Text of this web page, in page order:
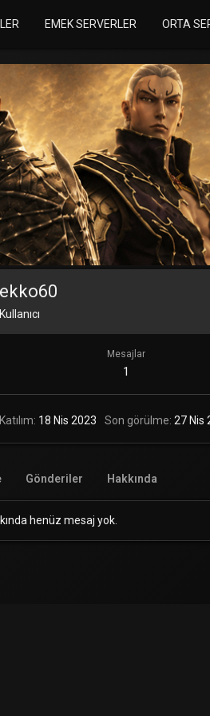
EMEK SERVERLER ORTA
ekko60
Kullanıcı
Mesajlar
1
Katılım 18 Nis 2023 Son görülme 27 Nis
Gönderiler Hakkında
henüz mesaj yok.